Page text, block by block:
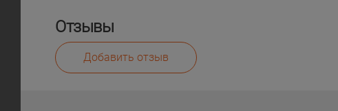
Отзывы
Добавить отзыв